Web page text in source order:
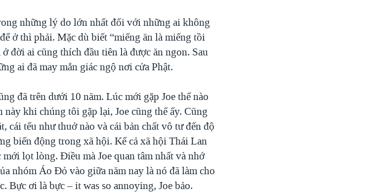
những lý do lớn nhất đối với những ai không
ở thì phải. Mặc dù biết “miếng ăn là miếng tồi
đời ai cũng thích đầu tiên là được ăn ngon. Sau
ai đã may mắn giác ngộ nơi cửa Phật.
đã trên dưới 10 năm. Lúc mới gặp Joe thế nào
khi chúng tôi gặp lại, Joe cũng thế ấy. Cũng
cái tếu như thuở nào và cái bản chất vô tư đến độ
biến động trong xã hội. Kể cả xã hội Thái Lan
mới lọt lòng. Điều mà Joe quan tâm nhất và nhớ
nhóm Áo Đỏ vào giữa năm nay là nó đã làm cho
Bực ơi là bực – it was so annoying, Joe bảo.